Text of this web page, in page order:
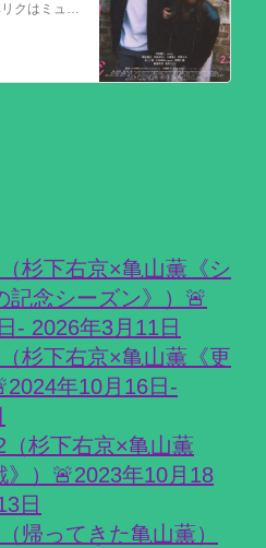
大学時代に小説家志望の神林リクはミュージシャンを目指す前園ミナミと出会う。二人は互いに一目惚れして結婚。 8年後、リクは超人気のベストセラー作家となるがミナミは志半ばで夢を諦めていた。そんなある日ミナミとケンカした翌朝リクが目覚めると、なぜかミナミは大スターでリクは小説家ではなくいち編集者という世界
杉下右京×亀山薫《シ
記念シーズン》）🚨
- 2026年3月11日
杉下右京×亀山薫《更
年10月16日-
杉下右京×亀山薫
》）🚨2023年10月18
日
帰ってきた亀山薫）